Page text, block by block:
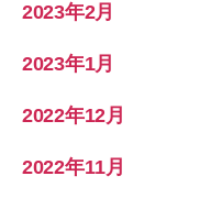
2023年2月
2023年1月
2022年12月
2022年11月